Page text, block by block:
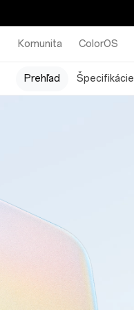
Komunita ColorOS
Prehľad Špecifikácie